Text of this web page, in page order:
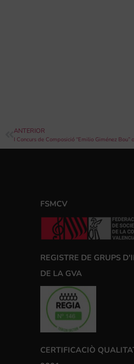
ANTERIOR
I Concurs de Composició “Emilio Giménez
FSMCV
REGISTRE DE GRUPS
DE LA GVA
CERTIFICACIÒ